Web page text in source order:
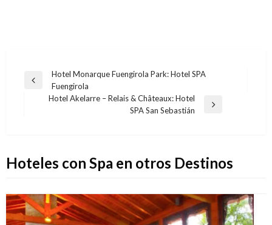
Navegación
Entrada
anterior
Hotel Monarque Fuengirola Park: Hotel SPA
Fuengirola
Hotel Akelarre – Relais & Châteaux: Hotel
SPA San Sebastián
Hoteles con Spa en otros Destinos